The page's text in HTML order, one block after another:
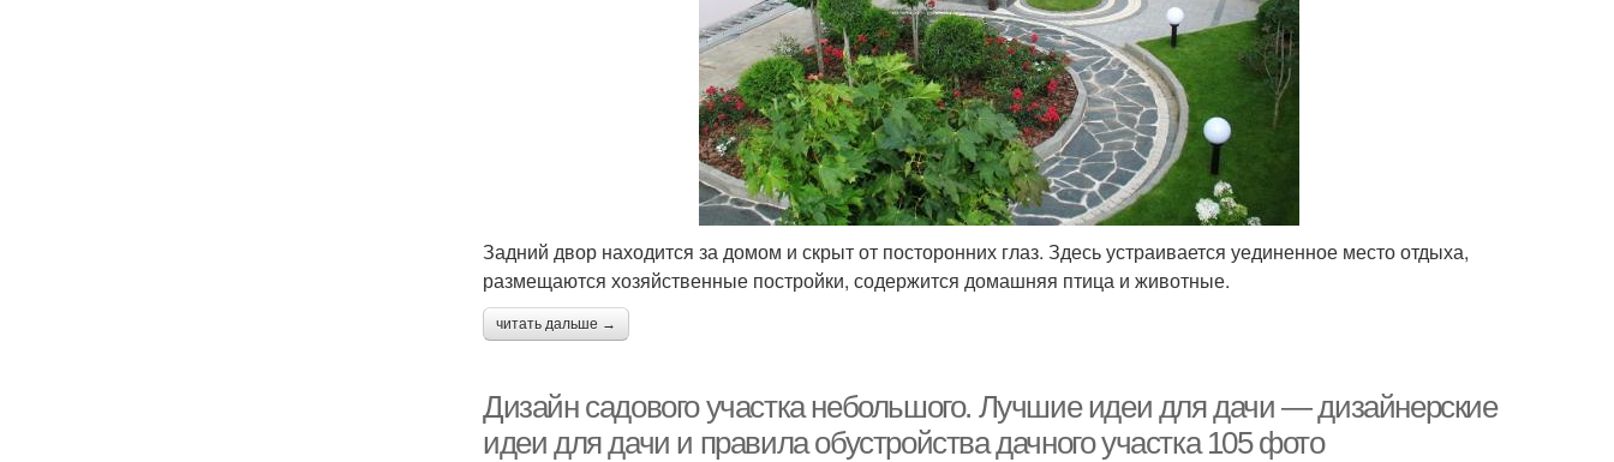
Задний двор находится за домом и скрыт от посторонних глаз. Здесь устраивается уединенное место отдыха,
размещаются хозяйственные постройки, содержится домашняя птица и животные.
читать дальше →
Дизайн садового участка небольшого. Лучшие идеи для дачи — дизайнерские
идеи для дачи и правила обустройства дачного участка 105 фото